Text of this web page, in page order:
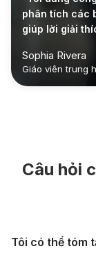
phân tích các
giúp lời giải
Sophia Rivera
Giáo viên trung
Câu hỏi
Tôi có thể tóm